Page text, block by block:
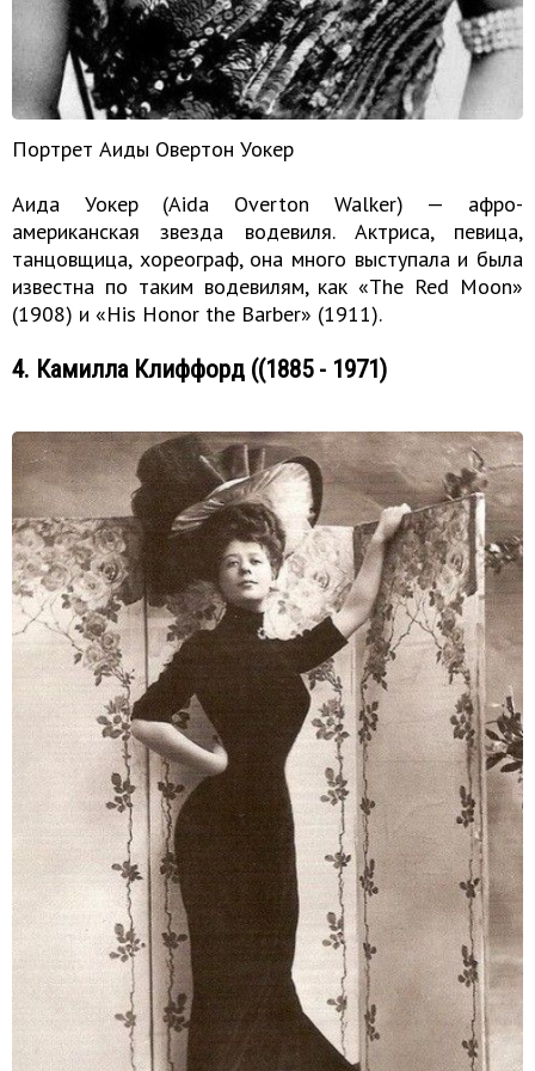
Портрет Аиды Овертон Уокер
Аида Уокер (Aida Overton Walker) — афро-
американская звезда водевиля. Актриса, певица,
танцовщица, хореограф, она много выступала и была
известна по таким водевилям, как «The Red Moon»
(1908) и «His Honor the Barber» (1911).
4. Камилла Клиффорд ((1885 - 1971)